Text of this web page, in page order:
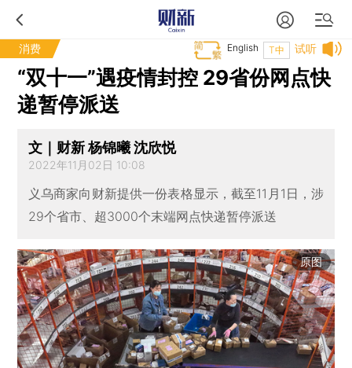
消费 试听
T中
English
“双十一”遇疫情封控 29省份网点快
递暂停派送
文｜财新 杨锦曦 沈欣悦
2022年11月02日 10:08
义乌商家向财新提供一份表格显示，截至11月1日，涉
29个省市、超3000个末端网点快递暂停派送
原图